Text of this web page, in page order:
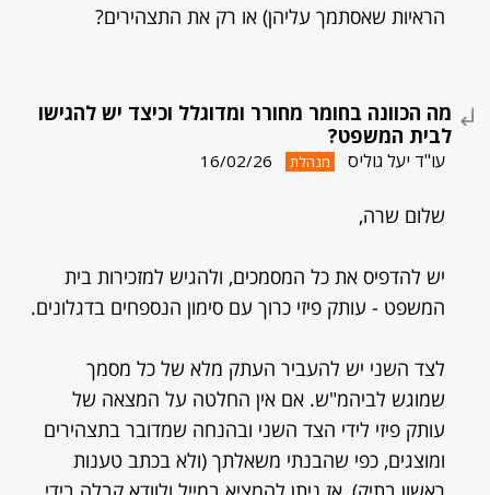
הראיות שאסתמך עליהן) או רק את התצהירים?
מה הכוונה בחומר מחורר ומדוגלל וכיצד יש להגישו
לבית המשפט?
עו"ד יעל גוליס מנהלת 16/02/26
שלום שרה,
יש להדפיס את כל המסמכים, ולהגיש למזכירות בית
המשפט - עותק פיזי כרוך עם סימון הנספחים בדגלונים.
לצד השני יש להעביר העתק מלא של כל מסמך
שמוגש לביהמ"ש. אם אין החלטה על המצאה של
עותק פיזי לידי הצד השני ובהנחה שמדובר בתצהירים
ומוצגים, כפי שהבנתי משאלתך (ולא בכתב טענות